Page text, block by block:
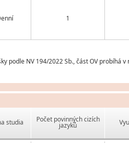
1
podle NV 194/2022 Sb., část OV probíhá
studia Počet povinných cizích
jazyků